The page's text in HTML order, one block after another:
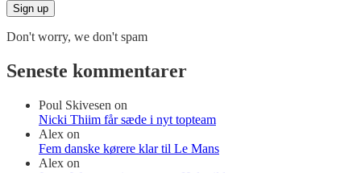
Don't worry, we don't spam
Seneste kommentarer
Poul Skivesen on
Nicki Thiim får sæde i nyt topteam
Alex on
Fem danske kørere klar til Le Mans
Alex on